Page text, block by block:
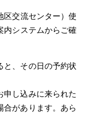
区交流センター）使
内システムからご確
と、その日の予約状
申し込みに来られた
合があります。あら